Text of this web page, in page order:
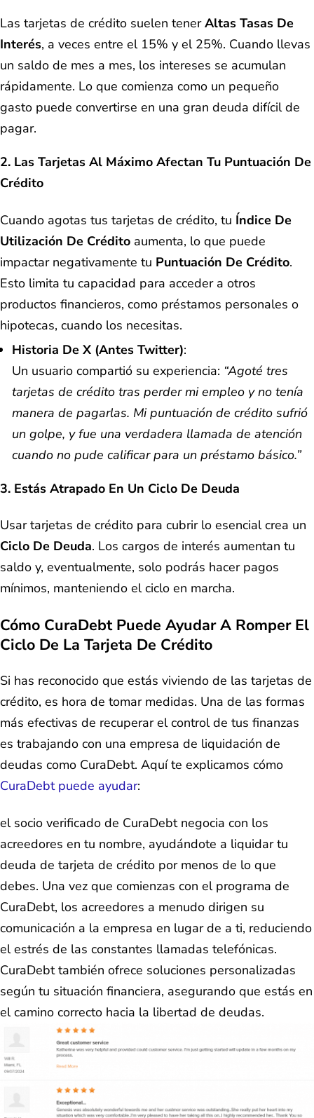
Las tarjetas de crédito suelen tenerAltas Tasas De
Interés, a veces entre el 15% y el 25%. Cuando llevas
un saldo de mes a mes, los intereses se acumulan
rápidamente. Lo que comienza como un pequeño
gasto puede convertirse en una gran deuda difícil de
pagar.
2. Las Tarjetas Al Máximo Afectan Tu Puntuación De
Crédito
Cuando agotas tus tarjetas de crédito, tu Índice De
Utilización De Crédito aumenta, lo que puede
impactar negativamente tu Puntuación De Crédito.
Esto limita tu capacidad para acceder a otros
productos financieros, como préstamos personales o
hipotecas, cuando los necesitas.
Historia De X (antes Twitter):
Un usuario compartió su experiencia: “Agoté tres
tarjetas de crédito tras perder mi empleo y no tenía
manera de pagarlas. Mi puntuación de crédito sufrió
un golpe, y fue una verdadera llamada de atención
cuando no pude calificar para un préstamo básico.”
3. Estás Atrapado En Un Ciclo De Deuda
Usar tarjetas de crédito para cubrir lo esencial crea un
Ciclo De Deuda. Los cargos de interés aumentan tu
saldo y, eventualmente, solo podrás hacer pagos
mínimos, manteniendo el ciclo en marcha.
Cómo CuraDebt Puede Ayudar A Romper El
Ciclo De La Tarjeta De Crédito
Si has reconocido que estás viviendo de las tarjetas de
crédito, es hora de tomar medidas. Una de las formas
más efectivas de recuperar el control de tus finanzas
es trabajando con una empresa de liquidación de
deudas como CuraDebt. Aquí te explicamos cómo
CuraDebt puede ayudar:
el socio verificado de CuraDebt negocia con los
acreedores en tu nombre, ayudándote a liquidar tu
deuda de tarjeta de crédito por menos de lo que
debes. Una vez que comienzas con el programa de
CuraDebt, los acreedores a menudo dirigen su
comunicación a la empresa en lugar de a ti, reduciendo
el estrés de las constantes llamadas telefónicas.
CuraDebt también ofrece soluciones personalizadas
según tu situación financiera, asegurando que estás en
el camino correcto hacia la libertad de deudas.